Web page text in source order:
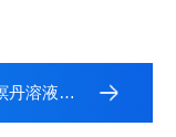
mL1mL